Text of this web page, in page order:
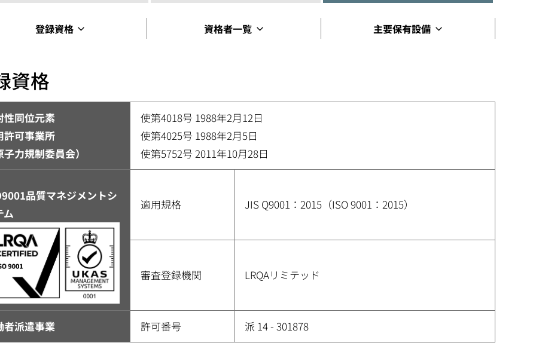
登録資格 資格者一覧 主要保有設備
資格
性同位元素
許可事業所
子力規制委員会）
使第4018号 1988年2月12日
使第4025号 1988年2月5日
使第5752号 2011年10月28日
品質マネジメントシ
ム
適用規格 JIS Q9001：2015（ISO 9001：2015）
審査登録機関 LRQAリミテッド
者派遣事業 許可番号 派 14 - 301878